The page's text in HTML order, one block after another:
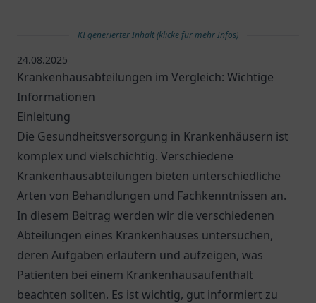
KI generierter Inhalt (klicke für mehr Infos)
24.08.2025
Krankenhausabteilungen im Vergleich: Wichtige
Informationen
Einleitung
Die Gesundheitsversorgung in Krankenhäusern ist
komplex und vielschichtig. Verschiedene
Krankenhausabteilungen bieten unterschiedliche
Arten von Behandlungen und Fachkenntnissen an.
In diesem Beitrag werden wir die verschiedenen
Abteilungen eines Krankenhauses untersuchen,
deren Aufgaben erläutern und aufzeigen, was
Patienten bei einem Krankenhausaufenthalt
beachten sollten. Es ist wichtig, gut informiert zu